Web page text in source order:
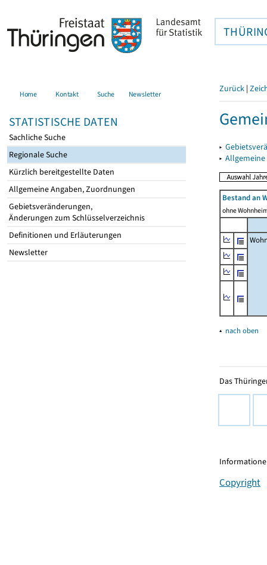
Home Kontakt Suche Newsletter
STATISTISCHE DATEN
Sachliche Suche
Regionale Suche
Kürzlich bereitgestellte Daten
Allgemeine Angaben, Zuordnungen
Gebietsveränderungen,
Änderungen zum Schlüsselverzeichnis
Definitionen und Erläuterungen
Newsletter
Zurück |
▸
▸
Bestand an
ohne
▴ nach oben
Das
Copyright